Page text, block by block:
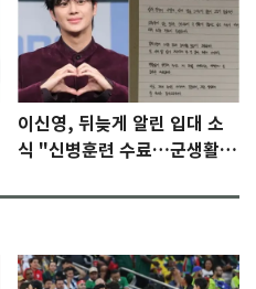
이신영, 뒤늦게 알린 입대 소
식 "신병훈련 수료…군생활